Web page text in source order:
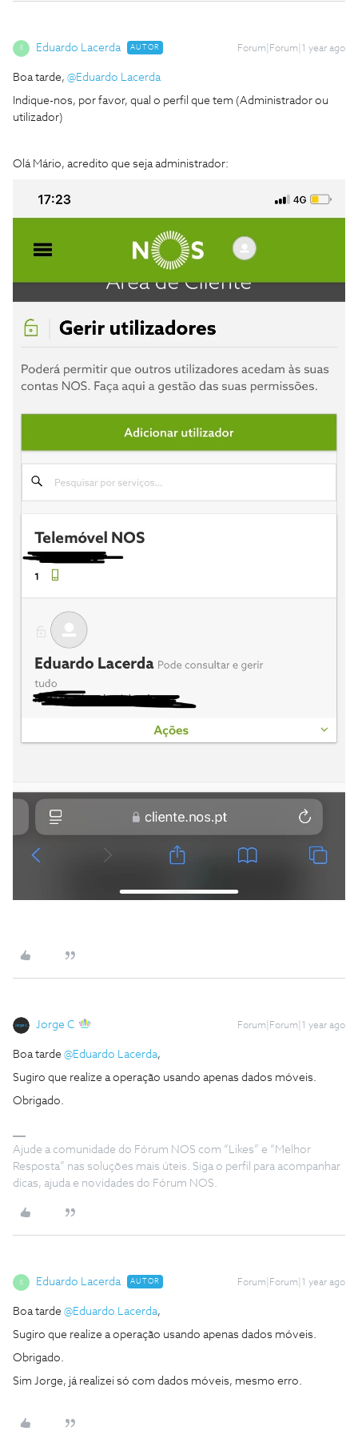
E Eduardo Lacerda AUTOR Forum|Forum|1 year ago
Boa tarde, ​ @Eduardo Lacerda
Indique-nos, por favor, qual o perfil que tem (Administrador ou
utilizador)
Olá Mário, acredito que seja administrador:
Jorge C Forum|Forum|1 year ago
Boa tarde ​ @Eduardo Lacerda,
Sugiro que realize a operação usando apenas dados móveis.
Obrigado.
Ajude a comunidade do Fórum NOS com “Likes” e “Melhor
Resposta” nas soluções mais úteis. Siga o perfil para acompanhar
dicas, ajuda e novidades do Fórum NOS.
E Eduardo Lacerda AUTOR Forum|Forum|1 year ago
Boa tarde ​ @Eduardo Lacerda,
Sugiro que realize a operação usando apenas dados móveis.
Obrigado.
Sim Jorge, já realizei só com dados móveis, mesmo erro.